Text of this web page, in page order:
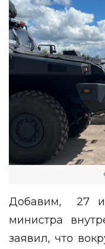
Добавим, 27
министра
заявил, что